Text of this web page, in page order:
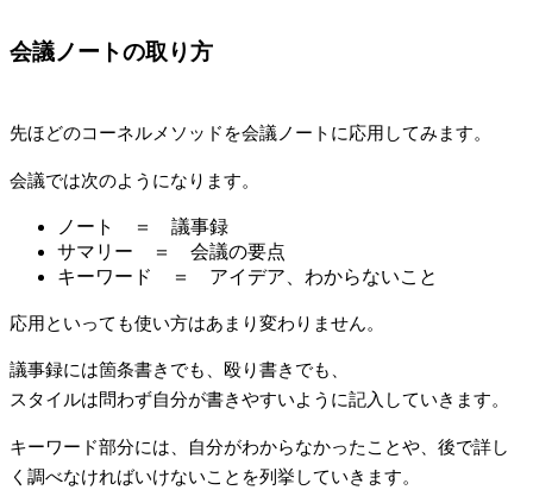
会議ノートの取り方
先ほどのコーネルメソッドを会議ノートに応用してみます。
会議では次のようになります。
ノート ＝ 議事録
サマリー ＝ 会議の要点
キーワード ＝ アイデア、わからないこと
応用といっても使い方はあまり変わりません。
議事録には箇条書きでも、殴り書きでも、
スタイルは問わず自分が書きやすいように記入していきます。
キーワード部分には、自分がわからなかったことや、後で詳し
く調べなければいけないことを列挙していきます。